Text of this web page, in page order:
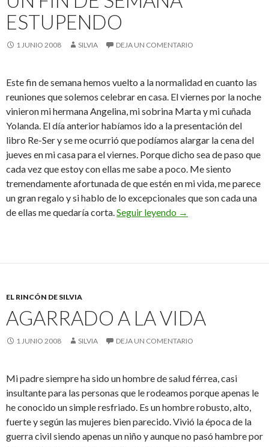
ESTUPENDO
1 JUNIO 2008 SILVIA DEJA UN COMENTARIO
Este fin de semana hemos vuelto a la normalidad en cuanto las
reuniones que solemos celebrar en casa. El viernes por la noche
vinieron mi hermana Angelina, mi sobrina Marta y mi cuñada
Yolanda. El día anterior habíamos ido a la presentación del
libro Re-Ser y se me ocurrió que podíamos alargar la cena del
jueves en mi casa para el viernes. Porque dicho sea de paso que
cada vez que estoy con ellas me sabe a poco. Me siento
tremendamente afortunada de que estén en mi vida, me parece
un gran regalo y si hablo de lo excepcionales que son cada una
de ellas me quedaría corta. Seguir leyendo Un fin de semana
→
EL RINCÓN DE SILVIA
AGARRADO A LA VIDA
1 JUNIO 2008 SILVIA DEJA UN COMENTARIO
Mi padre siempre ha sido un hombre de salud férrea, casi
insultante para las personas que le rodeamos porque apenas le
he conocido un simple resfriado. Es un hombre robusto, alto,
fuerte y según las mujeres bien parecido. Vivió la época de la
guerra civil siendo apenas un niño y aunque no pasó hambre por